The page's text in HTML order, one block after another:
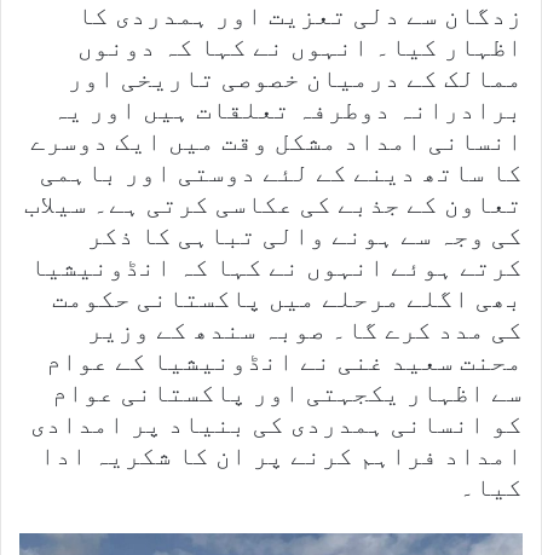
زدگان سے دلی تعزیت اور ہمدردی کا
اظہار کیا۔ انہوں نے کہا کہ دونوں
ممالک کے درمیان خصوصی تاریخی اور
برادرانہ دوطرفہ تعلقات ہیں اور یہ
انسانی امداد مشکل وقت میں ایک دوسرے
کا ساتھ دینے کے لئے دوستی اور باہمی
تعاون کے جذبے کی عکاسی کرتی ہے۔ سیلاب
کی وجہ سے ہونے والی تباہی کا ذکر
کرتے ہوئے انہوں نے کہا کہ انڈونیشیا
بھی اگلے مرحلے میں پاکستانی حکومت
کی مدد کرے گا۔ صوبہ سندھ کے وزیر
محنت سعید غنی نے انڈونیشیا کے عوام
سے اظہار یکجہتی اور پاکستانی عوام
کو انسانی ہمدردی کی بنیاد پر امدادی
امداد فراہم کرنے پر ان کا شکریہ ادا
کیا۔